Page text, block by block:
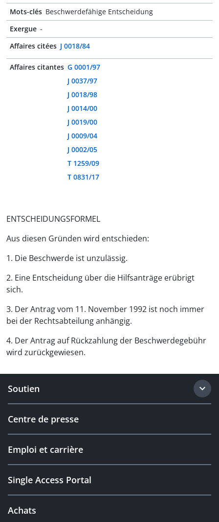
Mots-clés Beschwerdefähige Entscheidung
Exergue -
Affaires citées J 0018/84
Affaires citantes G 0001/97
J 0037/97
J 0018/98
J 0014/00
J 0019/00
J 0009/04
J 0002/05
T 1259/09
T 0831/17
ENTSCHEIDUNGSFORMEL
Aus diesen Gründen wird entschieden:
1. Die Beschwerde ist unzulässig.
2. Eine Entscheidung über die Hilfsanträge erübrigt
sich.
3. Der Antrag vom 11. November 1992 ist noch immer
bei der Rechtsabteilung anhängig.
4. Der Antrag auf Rückzahlung der Beschwerdegebühr
wird zurückgewiesen.
Soutien
Centre de presse
Emploi et carrière
Single Access Portal
Achats